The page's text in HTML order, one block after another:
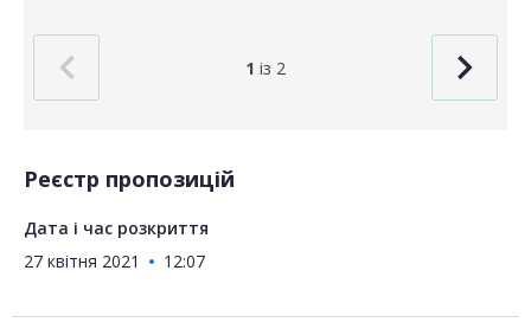
1 із 2
Реєстр пропозицій
Дата і час розкриття
27 квітня 2021
12:07